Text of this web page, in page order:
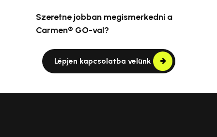
Szeretne jobban megismerkedni a
Carmen® GO-val?
Lépjen kapcsolatba velünk